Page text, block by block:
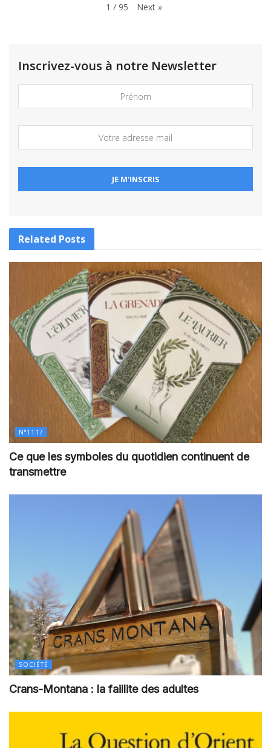
1 / 95 Next »
Inscrivez-vous à notre Newsletter
Related Posts
N°1117
Ce que les symboles du quotidien continuent de
transmettre
SOCIÉTÉ
Crans-Montana : la faillite des adultes